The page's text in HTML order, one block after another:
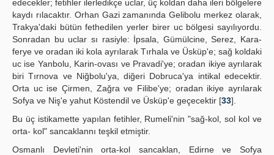
edecekler; fetihler ilerledikçe uclar, üç koldan daha ileri bölgelere
kaydı rılacaktır. Orhan Gazi zamanında Gelibolu merkez olarak,
Trakya'daki bütün fethedilen yerler birer uc bölgesi sayılıyordu.
Sonradan bu uclar sı rasiyle: İpsala, Gümülcine, Serez, Kara-
ferye ve oradan iki kola ayrılarak Tırhala ve Üsküp'e; sağ koldaki
uc ise Yanbolu, Karin-ovası ve Pravadi'ye; oradan ikiye ayrılarak
biri Tırnova ve Niğbolu'ya, diğeri Dobruca'ya intikal edecektir.
Orta uc ise Çirmen, Zağra ve Filibe'ye; oradan ikiye ayrılarak
Sofya ve Niş'e yahut Köstendil ve Üsküp'e geçecektir [33].
Bu üç istikamette yapılan fetihler, Rumeli'nin "sağ-kol, sol kol ve
orta- kol" sancaklannı teşkil etmiştir.
Osmanlı Devleti'nin orta-kol sancaklan, Edirne ve Sofya